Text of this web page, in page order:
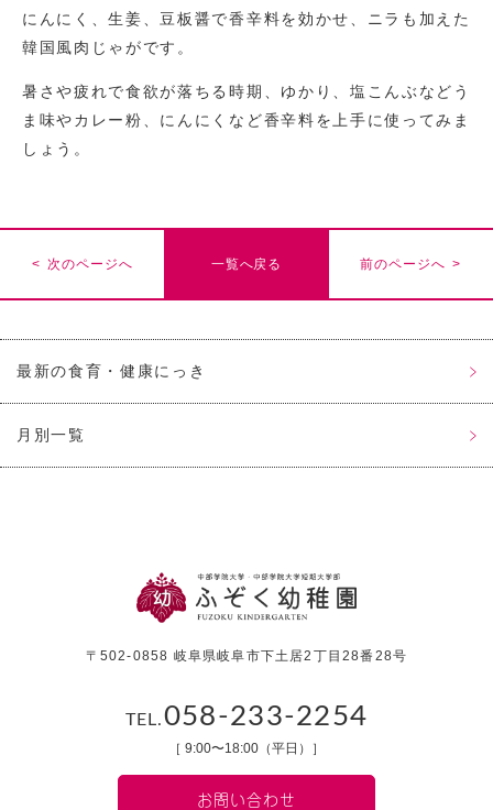
最新の食育・健康にっき
月別一覧
にんにく、生姜、豆板醤で香辛料を効かせ、ニラも加えた
韓国風肉じゃがです。
暑さや疲れで食欲が落ちる時期、ゆかり、塩こんぶなどう
ま味やカレー粉、にんにくなど香辛料を上手に使ってみま
しょう。
< 次のページへ 一覧へ戻る 前のページへ >
〒502-0858 岐阜県岐阜市下土居2丁目28番28号
TEL.058-233-2254
［ 9:00〜18:00（平日）］
お問い合わせ